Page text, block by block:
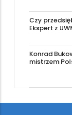
Czy
Ekspert z
Konrad
mistrzem